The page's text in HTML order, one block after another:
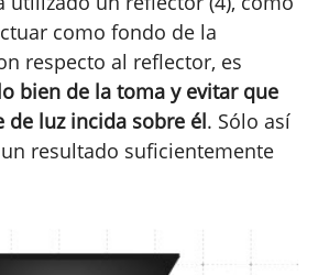
como fondo de la
respecto al reflector, es
bien de la toma y evitar que
de luz incida sobre él. Sólo así
resultado suficientemente